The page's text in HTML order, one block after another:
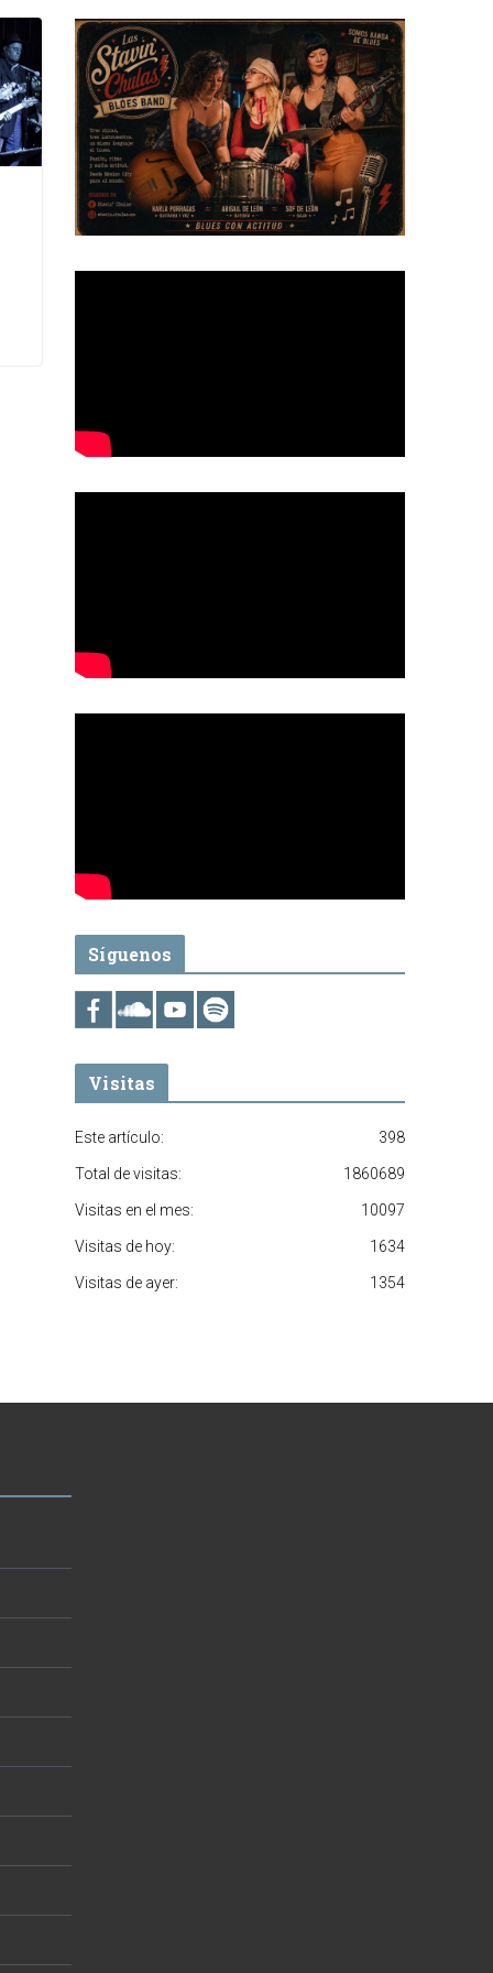
Síguenos
Visitas
398
Este artículo:
1860689
Total de visitas:
10097
Visitas en el mes:
1634
Visitas de hoy:
1354
Visitas de ayer: